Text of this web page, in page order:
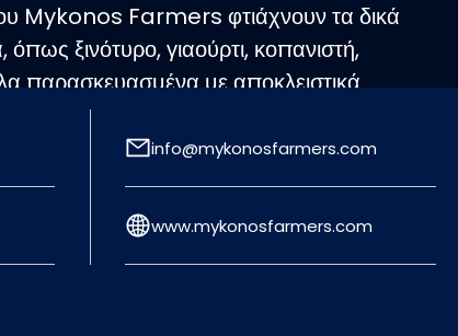
του Mykonos Farmers φτιάχνουν τα δικά
όπως ξινότυρο, γιαούρτι, κοπανιστή,
παρασκευασμένα με αποκλειστικά
Η επισκέψιμη φάρμα σάς δίνει τη
και στα μυστικά της τυροκομίας, καθώς
workshops παρασκευής τυριού και
τυρί. Επίσης, πραγματοποιούνται ωριαίες
την παραγωγή, να λάβετε απαντήσεις σε
info@mykonosfarmers.com
www.mykonosfarmers.com